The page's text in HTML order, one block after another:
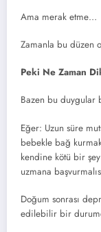
Ama merak etme…
Zamanla bu düzen
Peki Ne Zaman
Bazen bu duygular
Eğer: Uzun süre
bebekle bağ
kendine kötü bir
uzmana
Doğum sonrası
edilebilir bir